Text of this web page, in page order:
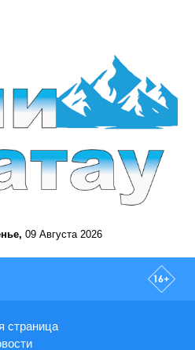
09 Августа 2026
страница